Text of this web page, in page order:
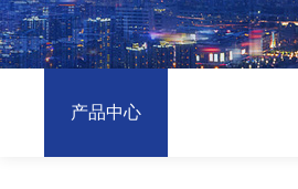
产品中心